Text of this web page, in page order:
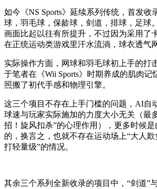
如今《NS Sports》延续系列传统，首发收
球，羽毛球，保龄球，剑道，排球，足球
画面比起以往有所提升，不过因为采用了
在正统运动类游戏里汗水流淌，球衣透气
实际操作方面，网球和羽毛球初上手的打
于笔者在《Wii Sports》时期养成的肌肉记
照搬了初代手感和物理引擎。
这三个项目不存在上手门槛的问题，AI自
球速与玩家实际施加的力度大小无关（最
招！旋风扣杀”的心理作用），更多时候
的，换言之，也就不存在运动场上“大人
打轻量级”的情况。
其余三个系列全新收录的项目中，“剑道”